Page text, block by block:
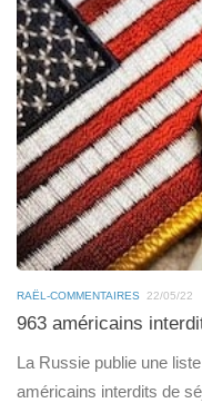
RAËL-COMMENTAIRES 22/05/22
963 américains
La Russie publie une
américains interdits de